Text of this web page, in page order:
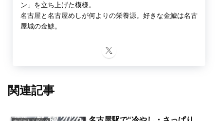
ン」を立ち上げた模様。
名古屋と名古屋めしが何よりの栄養源。好きな金鯱は名古
屋城の金鯱。
関連記事